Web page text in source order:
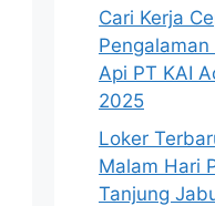
Cari Kerja
Api PT KAI
2025
Loker
Malam Hari
Tanjung